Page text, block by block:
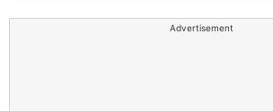
Advertisement